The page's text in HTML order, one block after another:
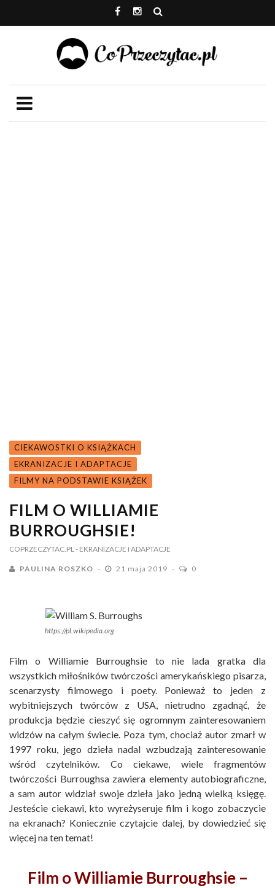
CIEKAWOSTKI O KSIĄŻKACH
EKRANIZACJE I ADAPTACJE
FILMY NA PODSTAWIE KSIĄŻEK
FILM O WILLIAMIE
BURROUGHSIE!
COPRZECZYTAC.PL - EKRANIZACJE I ADAPTACJE
PAULINA ROSZKO 21 maja 2019 0
https://pl.wikipedia.org
Film o Williamie Burroughsie to nie lada gratka dla
wszystkich miłośników twórczości amerykańskiego pisarza,
scenarzysty filmowego i poety. Ponieważ to jeden z
wybitniejszych twórców z USA, nietrudno zgadnąć, że
produkcja będzie cieszyć się ogromnym zainteresowaniem
widzów na całym świecie. Poza tym, chociaż autor zmarł w
1997 roku, jego dzieła nadal wzbudzają zainteresowanie
wśród czytelników. Co ciekawe, wiele fragmentów
twórczości Burroughsa zawiera elementy autobiograficzne,
a sam autor widział swoje dzieła jako jedną wielką księgę.
Jesteście ciekawi, kto wyreżyseruje film i kogo zobaczycie
na ekranach? Koniecznie czytajcie dalej, by dowiedzieć się
więcej na ten temat!
Film o Williamie Burroughsie –